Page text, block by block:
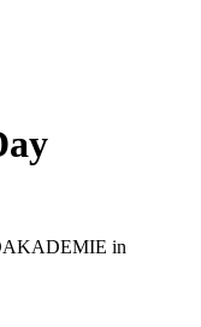
in